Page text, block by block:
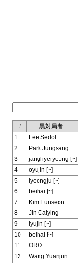
# 黒対局者
1
Lee Sedol
2
Park Jungsang
3
janghyeryeong [~]
4
oyujin [~]
5
iyeongju [~]
6
beihai [~]
7
Kim Eunseon
8
Jin Caiying
9
iyujin [~]
10
beihai [~]
11
ORO
12
Wang Yuanjun